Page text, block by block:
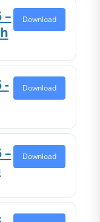
–
Download
-
Download
–
Download